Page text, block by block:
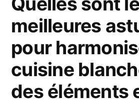
meilleures
pour
cuisine
des éléments